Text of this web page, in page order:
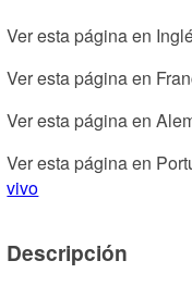
Ver esta página en
Ver esta página en
Ver esta página en
Ver esta página en
vivo
Descripción